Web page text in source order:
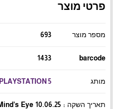
פרטי מוצר
מספר מוצר 693
barcode
1433
מותג PLAYSTATION 5